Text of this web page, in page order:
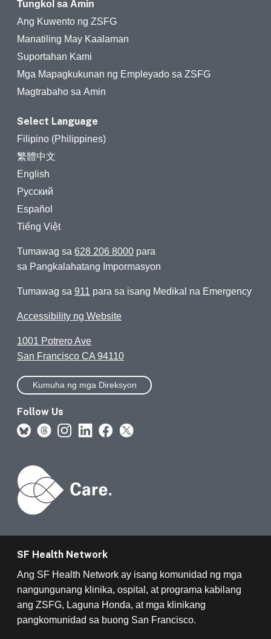
Tungkol sa Amin
Ang Kuwento ng ZSFG
Manatiling May Kaalaman
Suportahan Kami
Mga Mapagkukunan ng Empleyado sa ZSFG
Magtrabaho sa Amin
Select Language
Filipino (Philippines)
繁體中文
English
Русский
Español
Tiếng Việt
Tumawag sa 628 206 8000 para
sa Pangkalahatang Impormasyon
Tumawag sa 911 para sa isang Medikal na Emergency
Accessibility ng Website
1001 Potrero Ave
San Francisco CA 94110
Kumuha ng mga Direksyon
Follow Us
SF Health Network
Ang SF Health Network ay isang komunidad ng mga
nangungunang klinika, ospital, at programa kabilang
ang ZSFG, Laguna Honda, at mga klinikang
pangkomunidad sa buong San Francisco.